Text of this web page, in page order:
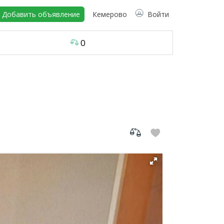
Добавить объявление Кемерово Войти
0